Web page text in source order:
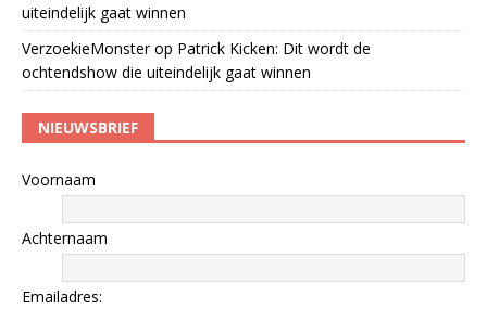
uiteindelijk gaat winnen
VerzoekieMonsterop Patrick Kicken: Dit wordt de
ochtendshow die uiteindelijk gaat winnen
NIEUWSBRIEF
Voornaam
Achternaam
Emailadres: